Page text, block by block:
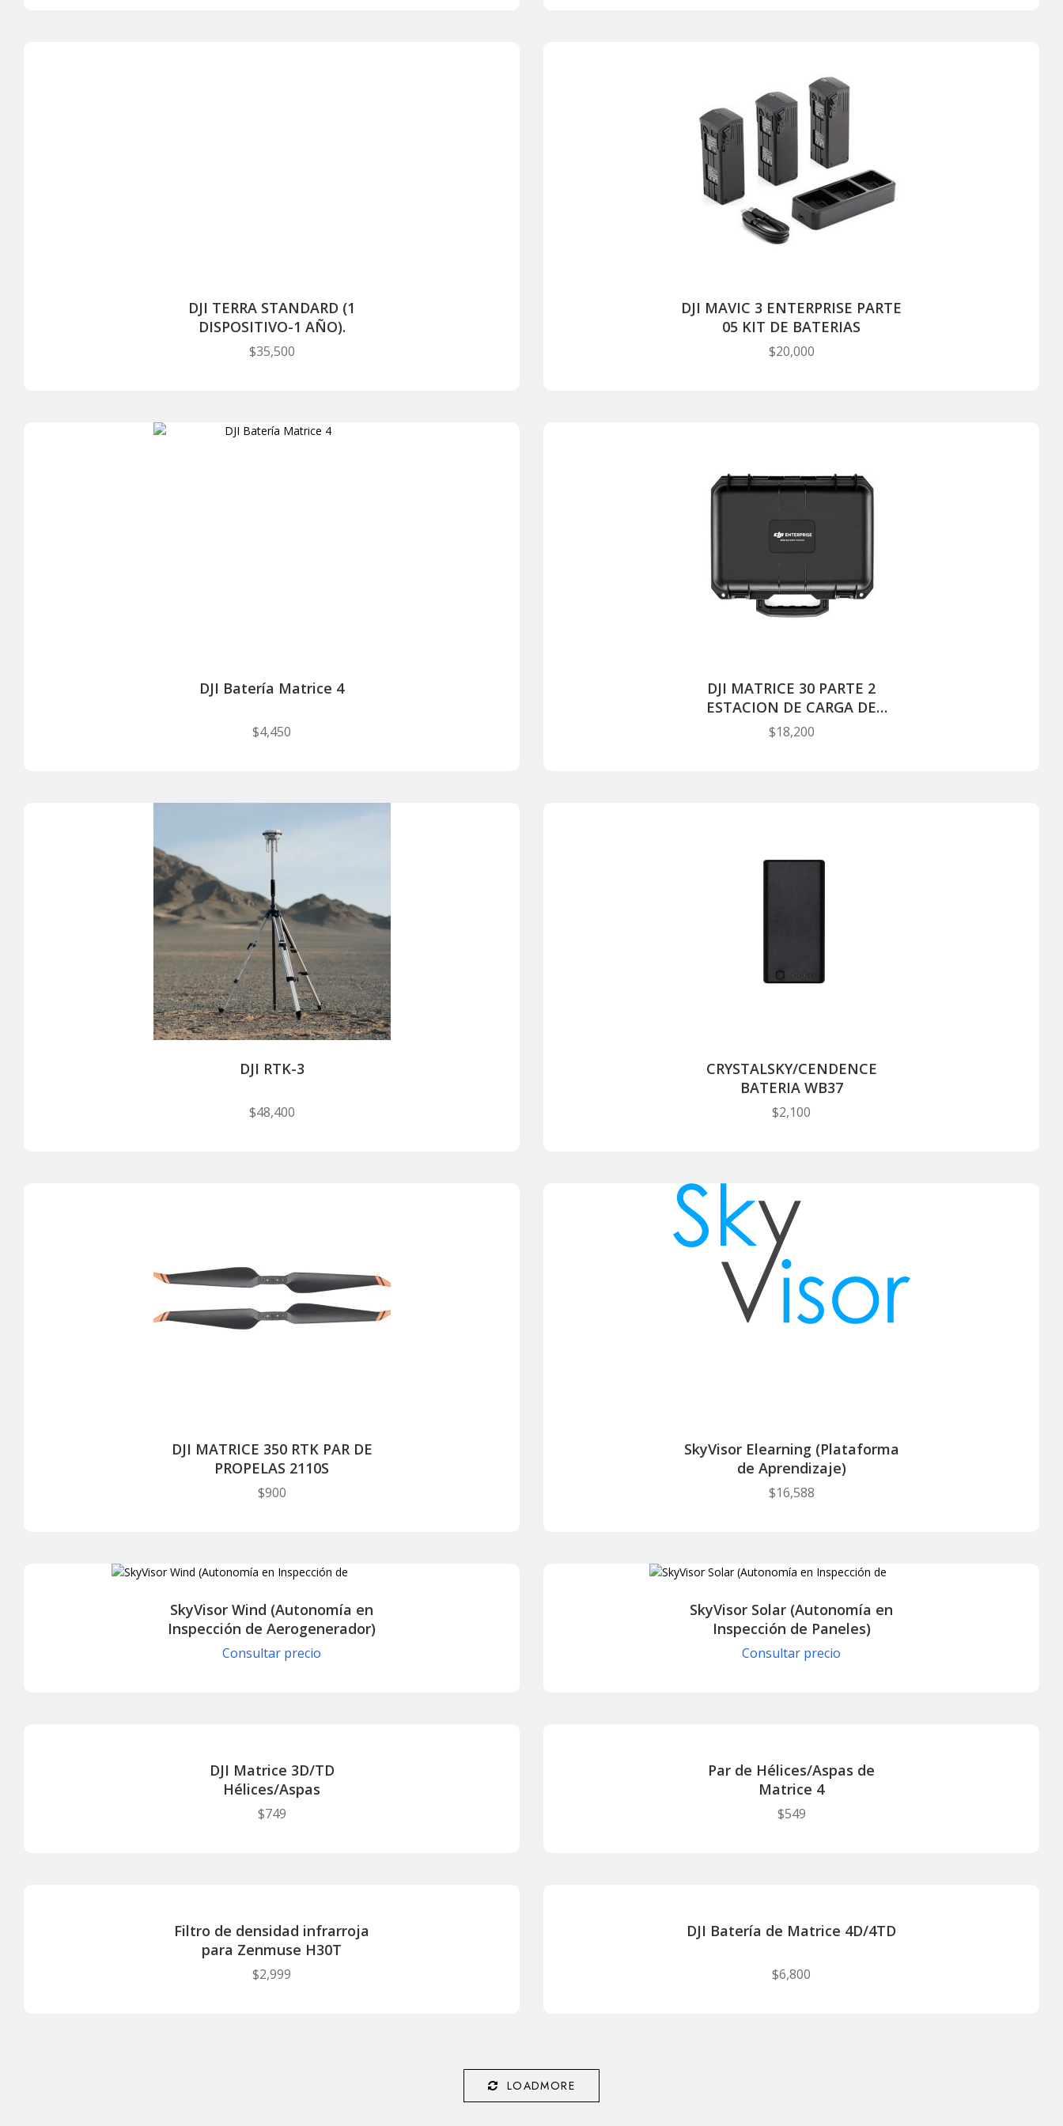
DJI TERRA STANDARD (1
DISPOSITIVO-1 AÑO).
$35,500
DJI MAVIC 3 ENTERPRISE PARTE
05 KIT DE BATERIAS
$20,000
DJI Batería Matrice 4
$4,450
DJI MATRICE 30 PARTE 2
ESTACION DE CARGA DE
BATERIAS BS30
$18,200
DJI RTK-3
$48,400
CRYSTALSKY/CENDENCE
BATERIA WB37
$2,100
DJI MATRICE 350 RTK PAR DE
PROPELAS 2110S
$900
SkyVisor Elearning (Plataforma
de Aprendizaje)
$16,588
SkyVisor Wind (Autonomía en
Inspección de Aerogenerador)
Consultar precio
SkyVisor Solar (Autonomía en
Inspección de Paneles)
Consultar precio
DJI Matrice 3D/TD
Hélices/Aspas
$749
Par de Hélices/Aspas de
Matrice 4
$549
Filtro de densidad infrarroja
para Zenmuse H30T
$2,999
DJI Batería de Matrice 4D/4TD
$6,800
LOADMORE